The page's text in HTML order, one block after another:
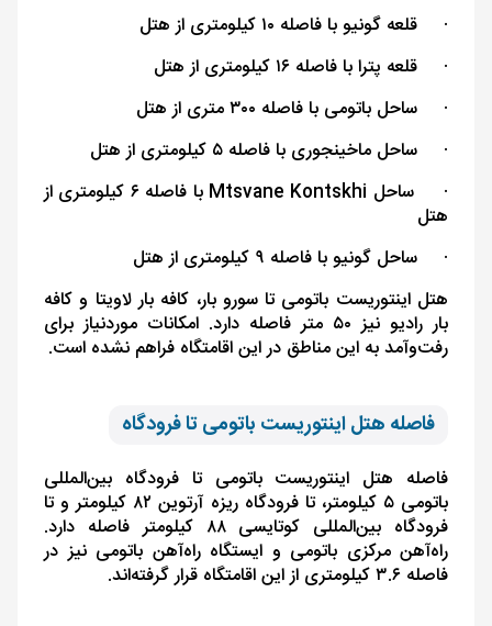
·
قلعه گونیو با فاصله ۱۰ کیلومتری از هتل
·
قلعه پترا با فاصله ۱۶ کیلومتری از هتل
·
ساحل باتومی با فاصله ۳۰۰ متری از هتل
·
ساحل ماخینجوری با فاصله ۵ کیلومتری از هتل
·
ساحل Mtsvane Kontskhi
با فاصله ۶ کیلومتری از
هتل
·
ساحل گونیو با فاصله ۹ کیلومتری از هتل
هتل اینتوریست باتومی تا سورو بار، کافه بار لاویتا و کافه
بار رادیو نیز ۵۰ متر فاصله دارد. امکانات موردنیاز برای
رفت‌و‌آمد به این مناطق در این اقامتگاه فراهم نشده است.
فاصله هتل اینتوریست باتومی تا فرودگاه
فاصله هتل اینتوریست باتومی تا فرودگاه بین‌المللی
باتومی ۵ کیلومتر، تا فرودگاه ریزه آرتوین ۸۲ کیلومتر و تا
فرودگاه بین‌المللی کوتایسی ۸۸ کیلومتر فاصله دارد.
راه‌آهن مرکزی باتومی و ایستگاه راه‌آهن باتومی نیز در
فاصله ۳.۶ کیلومتری از این اقامتگاه قرار گرفته‌اند.